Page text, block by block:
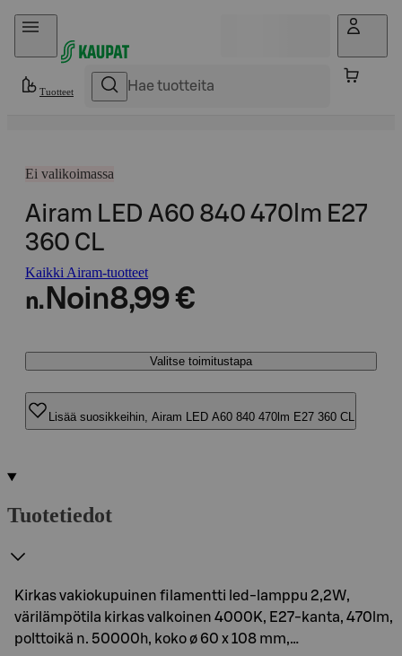
Hyppää sisältöön
Tuotteet
Ei valikoimassa
Airam LED A60 840 470lm E27
360 CL
Kaikki Airam-tuotteet
n. Noin8,99 €
Valitse toimitustapa
Lisää suosikkeihin, Airam LED A60 840 470lm E27 360 CL
Tuotetiedot
Kirkas vakiokupuinen filamentti led-lamppu 2,2W,
värilämpötila kirkas valkoinen 4000K, E27-kanta, 470lm,
polttoikä n. 50000h, koko ø 60 x 108 mm,…